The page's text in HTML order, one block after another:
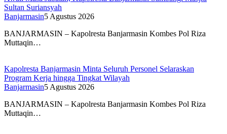
Sultan Suriansyah
Banjarmasin5 Agustus 2026
BANJARMASIN – Kapolresta Banjarmasin Kombes Pol Riza
Muttaqin…
Kapolresta Banjarmasin Minta Seluruh Personel Selaraskan
Program Kerja hingga Tingkat Wilayah
Banjarmasin5 Agustus 2026
BANJARMASIN – Kapolresta Banjarmasin Kombes Pol Riza
Muttaqin…